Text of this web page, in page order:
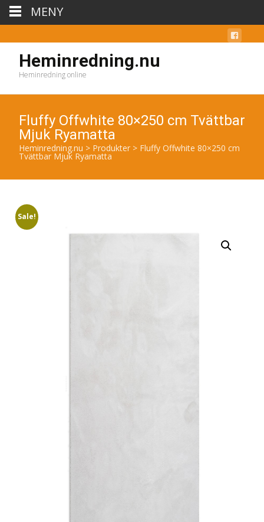
Heminredning.nu
Heminredning online
Fluffy Offwhite 80×250 cm Tvättbar
Mjuk Ryamatta
Heminredning.nu > Produkter > Fluffy Offwhite 80×250 cm
Tvättbar Mjuk Ryamatta
Sale!
MENY